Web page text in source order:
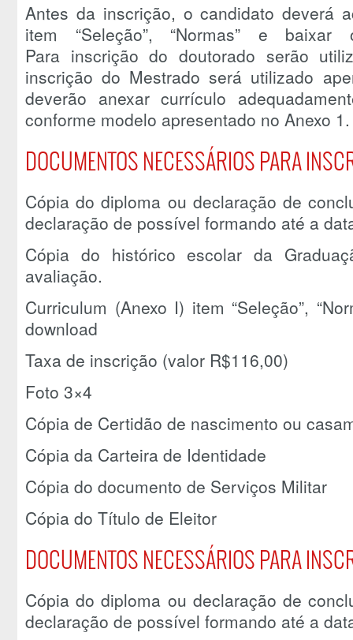
Antes da inscrição, o candidato
item “Seleção”, “Normas” e
Para inscrição do doutorado serão
inscrição do Mestrado será utilizado
deverão anexar currículo
conforme modelo apresentado no Anexo 1.
DOCUMENTOS NECESSÁRIOS PARA
Cópia do diploma ou declaração de
declaração de possível formando até a
Cópia do histórico escolar da
avaliação.
Curriculum (Anexo I) item “Seleção”,
download
Taxa de inscrição (valor R$116,00)
Foto 3×4
Cópia de Certidão de nascimento ou
Cópia da Carteira de Identidade
Cópia do documento de Serviços Militar
Cópia do Título de Eleitor
DOCUMENTOS NECESSÁRIOS PARA
Cópia do diploma ou declaração de
declaração de possível formando até a